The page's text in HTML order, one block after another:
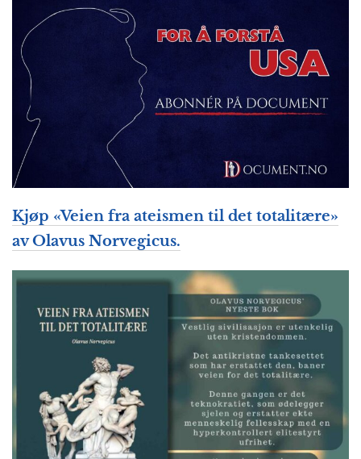
Kjøp «Veien fra ateismen til det totalitære»
av Olavus Norvegicus.